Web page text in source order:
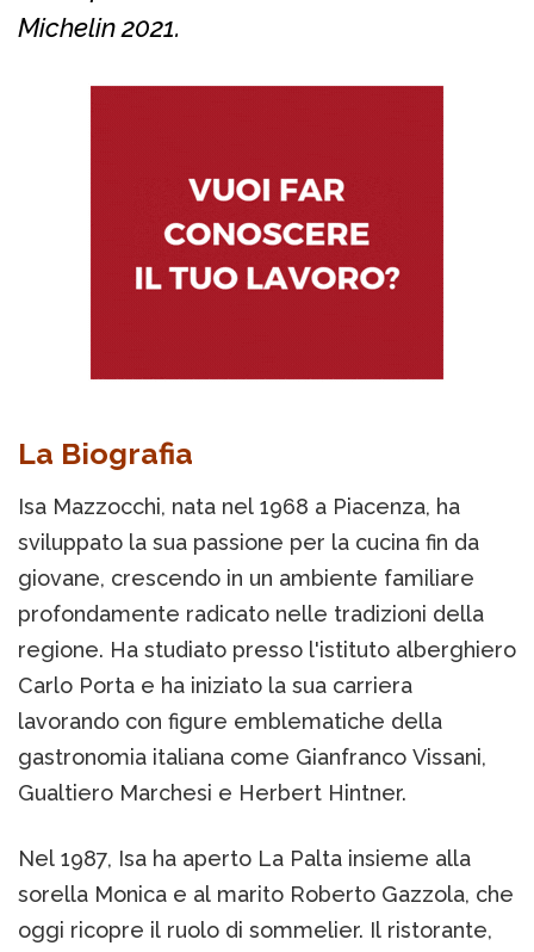
Michelin 2021.
La Biografia
Isa Mazzocchi, nata nel 1968 a Piacenza, ha
sviluppato la sua passione per la cucina fin da
giovane, crescendo in un ambiente familiare
profondamente radicato nelle tradizioni della
regione. Ha studiato presso l'istituto alberghiero
Carlo Porta e ha iniziato la sua carriera
lavorando con figure emblematiche della
gastronomia italiana come Gianfranco Vissani,
Gualtiero Marchesi e Herbert Hintner​.
Nel 1987, Isa ha aperto La Palta insieme alla
sorella Monica e al marito Roberto Gazzola, che
oggi ricopre il ruolo di sommelier. Il ristorante,